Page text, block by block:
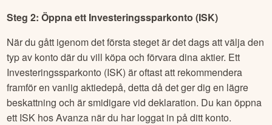
Steg 2: Öppna ett Investeringssparkonto (ISK)
När du gått igenom det första steget är det dags att välja den
typ av konto där du vill köpa och förvara dina aktier. Ett
Investeringssparkonto (ISK) är oftast att rekommendera
framför en vanlig aktiedepå, detta då det ger dig en lägre
beskattning och är smidigare vid deklaration. Du kan öppna
ett ISK hos Avanza när du har loggat in på ditt konto.